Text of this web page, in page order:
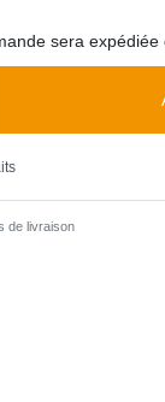
sera
de livraison